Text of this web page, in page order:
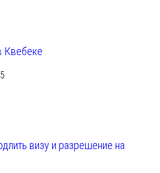
Квебеке
визу и разрешение на